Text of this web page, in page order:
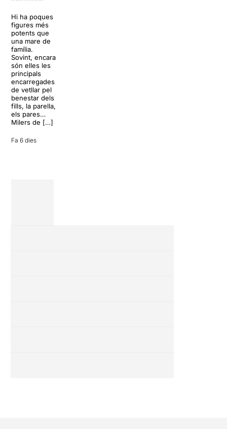
Hi ha poques
figures més
potents que
una mare de
família.
Sovint, encara
són elles les
principals
encarregades
de vetllar pel
benestar dels
fills, la parella,
els pares…
Milers de […]
Fa 6 dies